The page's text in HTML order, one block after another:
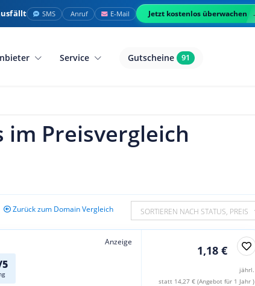
SMS Anruf E-Mail Jetzt kostenlos überwachen
Service Gutscheine 91
Preisvergleich
Zurück zum Domain Vergleich SORTIEREN NACH STATUS, PREIS
Anzeige
1,18 €
jährl.
statt 14,27 € (Angebot für 1 Jahr )